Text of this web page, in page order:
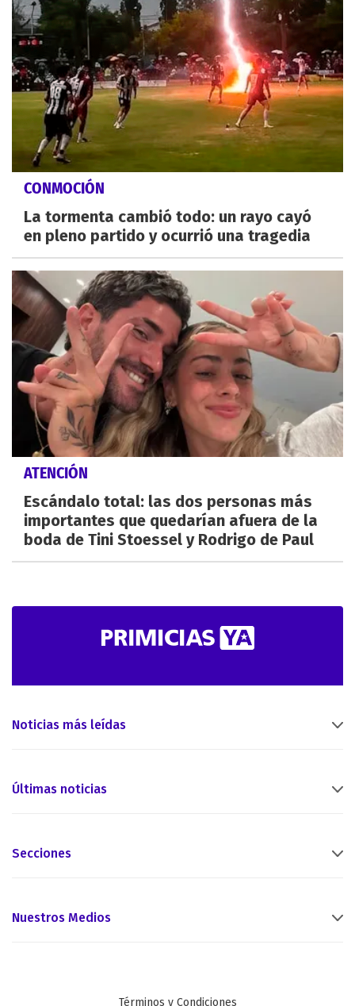
CONMOCIÓN
La tormenta cambió todo: un rayo cayó
en pleno partido y ocurrió una tragedia
ATENCIÓN
Escándalo total: las dos personas más
importantes que quedarían afuera de la
boda de Tini Stoessel y Rodrigo de Paul
Noticias más leídas
Últimas noticias
Secciones
Nuestros Medios
Términos y Condiciones